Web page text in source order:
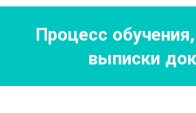
для тех, кто хочет
навыки в области
Погружение в курс
Процесс
выписки